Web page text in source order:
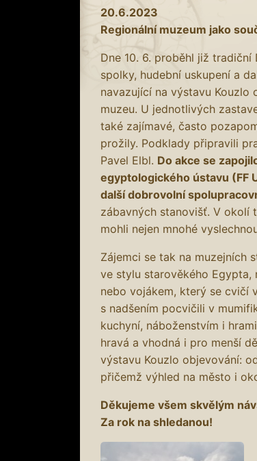
20.6.2023
Regionální muzeum jako
Dne 10. 6. proběhl již
spolky, hudební uskupení a
navazující na výstavu Kouzlo
muzeu. U jednotlivých
také zajímavé, často
prožily. Podklady připravili
Pavel Elbl. Do akce se
egyptologického ústavu (FF
další dobrovolní
zábavných stanovišť. V okolí
mohli nejen mnohé
Zájemci se tak na muzejních
ve stylu starověkého
nebo vojákem, který se cvičí
s nadšením pocvičili v
kuchyní, náboženstvím i
hravá a vhodná i pro menší
výstavu Kouzlo objevování:
přičemž výhled na město i
Děkujeme všem skvělým
Za rok na shledanou!